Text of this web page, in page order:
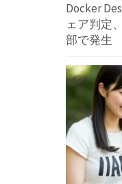
Docker
ェア判定
部で発生